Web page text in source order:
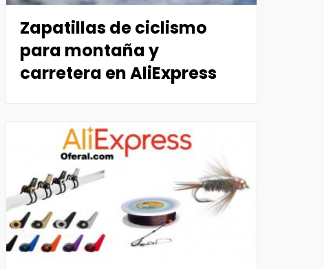
Zapatillas de ciclismo
para montaña y
carretera en AliExpress